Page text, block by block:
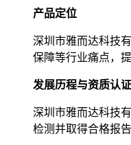
产品定位
深圳市雅而达科技
保障等行业痛点，
发展历程与资质认证
深圳市雅而达科技
检测并取得合格报告